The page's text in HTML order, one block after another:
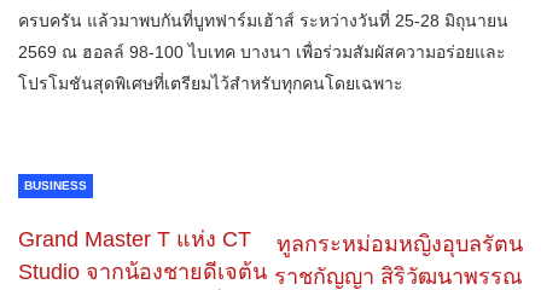
ครบครัน แล้วมาพบกันที่บูทฟาร์มเฮ้าส์ ระหว่างวันที่ 25-28 มิถุนายน
2569 ณ ฮอลล์ 98-100 ไบเทค บางนา เพื่อร่วมสัมผัสความอร่อยและ
โปรโมชันสุดพิเศษที่เตรียมไว้สำหรับทุกคนโดยเฉพาะ
BUSINESS
Grand Master T แห่ง CT
Studio จากน้องชายดีเจต้น
ทูลกระหม่อมหญิงอุบลรัตน
ราชกัญญา สิริวัฒนาพรรณ